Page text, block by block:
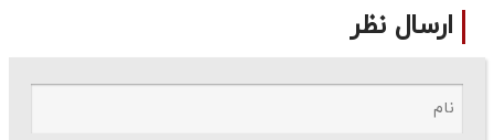
ارسال نظر